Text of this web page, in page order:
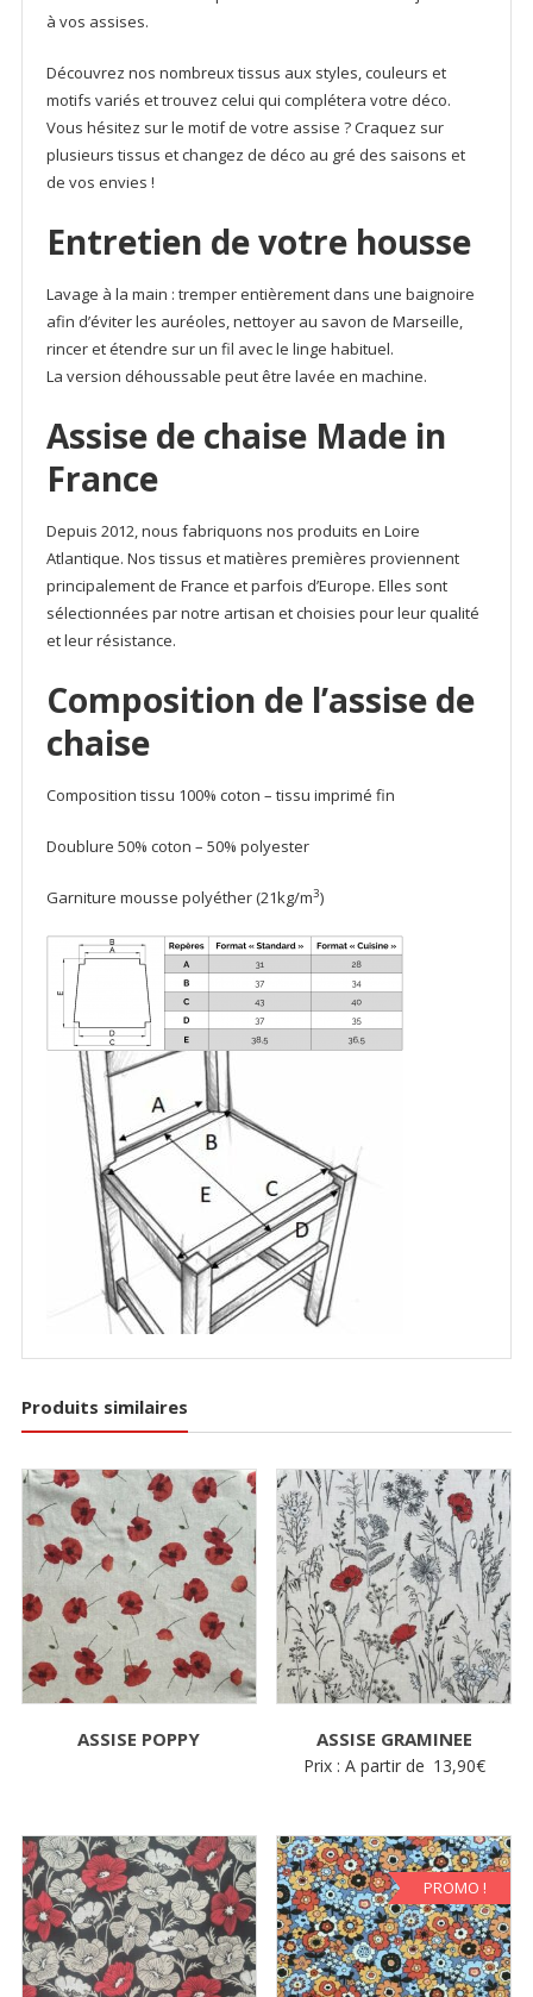
à vos assises.
Découvrez nos nombreux tissus aux styles, couleurs et
motifs variés et trouvez celui qui complétera votre déco.
Vous hésitez sur le motif de votre assise ? Craquez sur
plusieurs tissus et changez de déco au gré des saisons et
de vos envies !
Entretien de votre housse
Lavage à la main : tremper entièrement dans une baignoire
afin d’éviter les auréoles, nettoyer au savon de Marseille,
rincer et étendre sur un fil avec le linge habituel.
La version déhoussable peut être lavée en machine.
Assise de chaise Made in
France
Depuis 2012, nous fabriquons nos produits en Loire
Atlantique. Nos tissus et matières premières proviennent
principalement de France et parfois d’Europe. Elles sont
sélectionnées par notre artisan et choisies pour leur qualité
et leur résistance.
Composition de l’assise de
chaise
Composition tissu 100% coton – tissu imprimé fin
Doublure 50% coton – 50% polyester
Garniture mousse polyéther (21kg/m3)
Produits similaires
ASSISE POPPY ASSISE GRAMINEE
Prix : A partir de 13,90€
PROMO !